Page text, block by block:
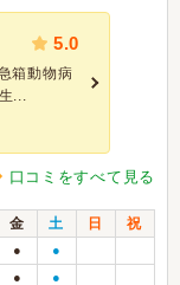
5.0
箱動物病
...
口コミをすべて見る
金 土 日
祝
● ●
● ●